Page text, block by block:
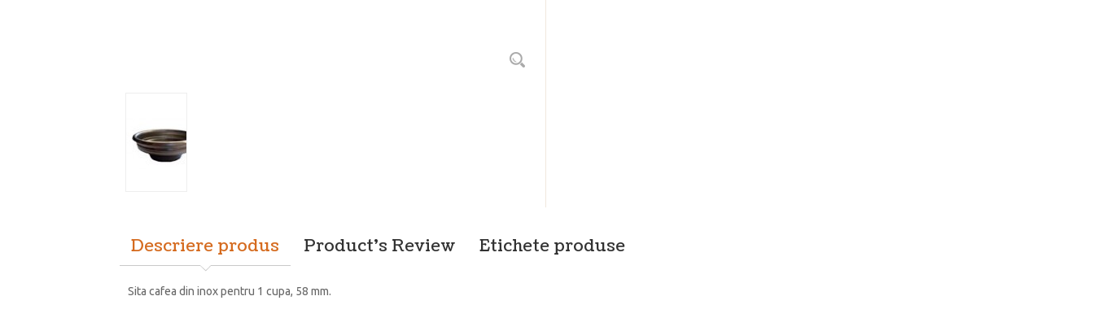
Descriere produs Product's Review Etichete produse
Sita cafea din inox pentru 1 cupa, 58 mm.